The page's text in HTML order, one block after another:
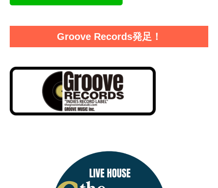
Groove Records発足！